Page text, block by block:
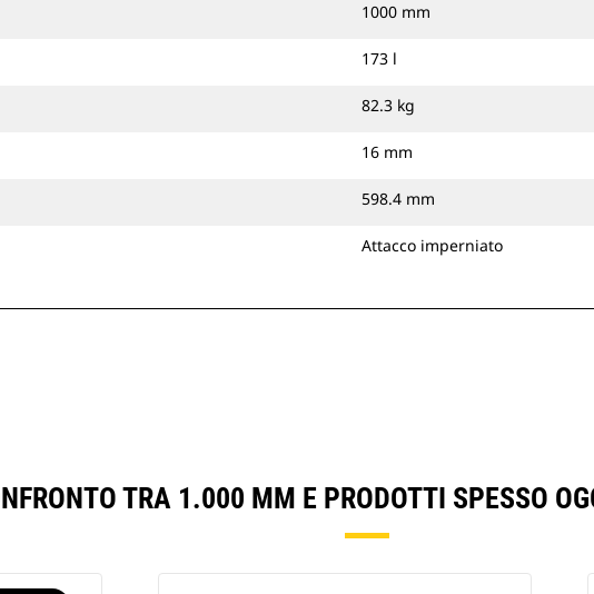
1000 mm
173 l
82.3 kg
16 mm
598.4 mm
Attacco imperniato
TRA 1.000 MM E PRODOTTI SPESSO